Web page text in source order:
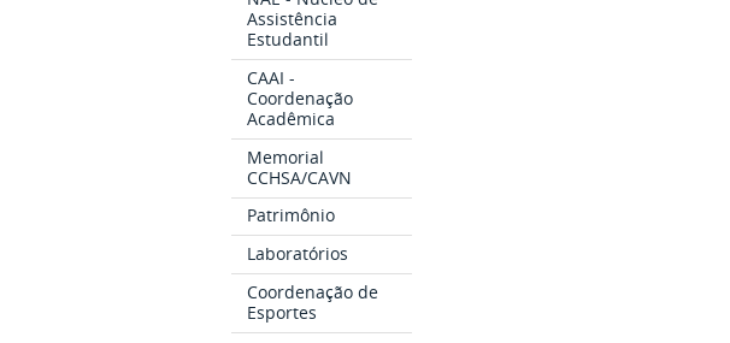
Assistência
Estudantil
CAAI -
Coordenação
Acadêmica
Memorial
CCHSA/CAVN
Patrimônio
Laboratórios
Coordenação de
Esportes